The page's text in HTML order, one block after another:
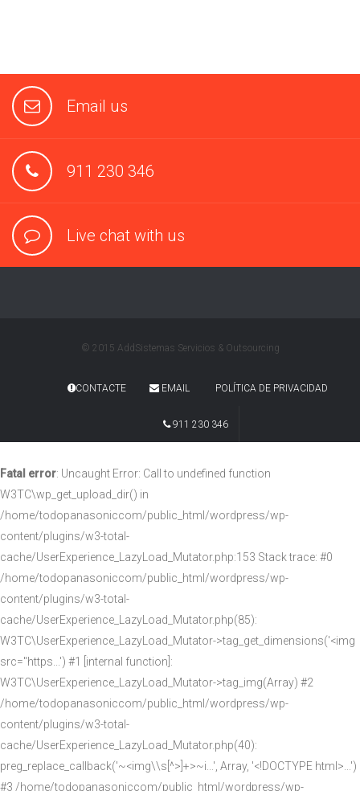
Email us
911 230 346
Live chat with us
© 2015 AddSistemas Servicios & Outsourcing
CONTACTE EMAIL POLÍTICA DE PRIVACIDAD
911 230 346
Fatal error: Uncaught Error: Call to undefined function
W3TC\wp_get_upload_dir() in
/home/todopanasoniccom/public_html/wordpress/wp-
content/plugins/w3-total-
cache/UserExperience_LazyLoad_Mutator.php:153 Stack trace: #0
/home/todopanasoniccom/public_html/wordpress/wp-
content/plugins/w3-total-
cache/UserExperience_LazyLoad_Mutator.php(85):
W3TC\UserExperience_LazyLoad_Mutator->tag_get_dimensions('<img
src="https...') #1 [internal function]:
W3TC\UserExperience_LazyLoad_Mutator->tag_img(Array) #2
/home/todopanasoniccom/public_html/wordpress/wp-
content/plugins/w3-total-
cache/UserExperience_LazyLoad_Mutator.php(40):
preg_replace_callback('~<img\\s[^>]+>~i...', Array, '<!DOCTYPE html>...')
#3 /home/todopanasoniccom/public_html/wordpress/wp-